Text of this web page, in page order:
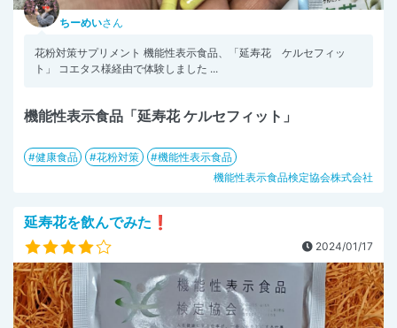
ちーめいさん
花粉対策サプリメント 機能性表示食品、「延寿花 ケルセフィッ
ト」 コエタス様経由で体験しました ...
機能性表示食品「延寿花 ケルセフィット」
健康食品 花粉対策
機能性表示食品
機能性表示食品検定協会株式会社
延寿花を飲んでみた❗
2024/01/17